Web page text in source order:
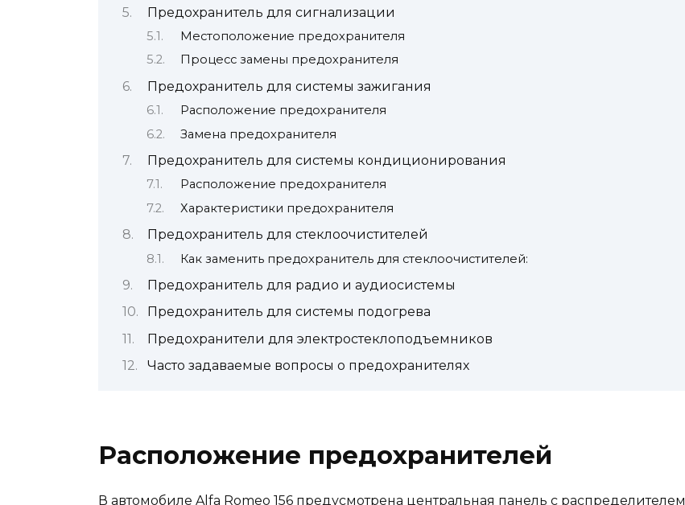
Предохранитель для сигнализации
Местоположение предохранителя
Процесс замены предохранителя
Предохранитель для системы зажигания
Расположение предохранителя
Замена предохранителя
Предохранитель для системы кондиционирования
Расположение предохранителя
Характеристики предохранителя
Предохранитель для стеклоочистителей
Как заменить предохранитель для стеклоочистителей:
Предохранитель для радио и аудиосистемы
Предохранитель для системы подогрева
Предохранители для электростеклоподъемников
Часто задаваемые вопросы о предохранителях
Расположение предохранителей
В автомобиле Alfa Romeo 156 предусмотрена центральная панель с распределителем